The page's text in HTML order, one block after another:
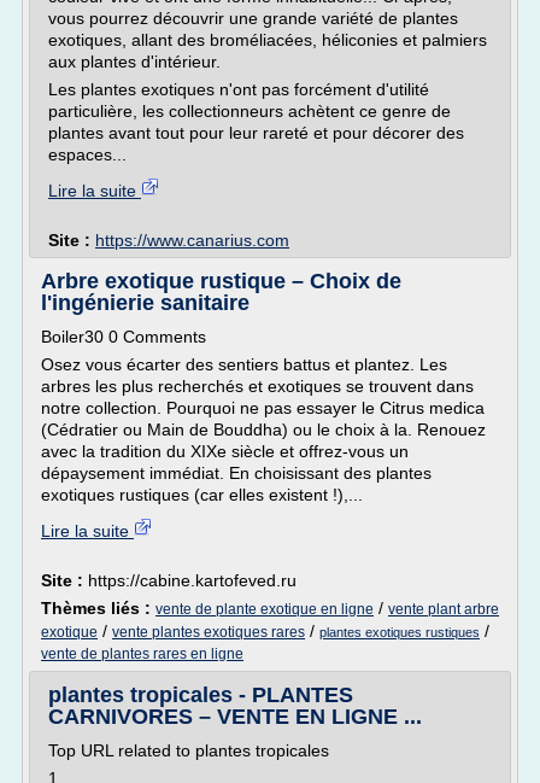
vous pourrez découvrir une grande variété de plantes
exotiques, allant des broméliacées, héliconies et palmiers
aux plantes d'intérieur.
Les plantes exotiques n'ont pas forcément d'utilité
particulière, les collectionneurs achètent ce genre de
plantes avant tout pour leur rareté et pour décorer des
espaces...
Lire la suite
Site : https://www.canarius.com
Arbre exotique rustique – Choix de
l'ingénierie sanitaire
Boiler30 0 Comments
Osez vous écarter des sentiers battus et plantez. Les
arbres les plus recherchés et exotiques se trouvent dans
notre collection. Pourquoi ne pas essayer le Citrus medica
(Cédratier ou Main de Bouddha) ou le choix à la. Renouez
avec la tradition du XIXe siècle et offrez-vous un
dépaysement immédiat. En choisissant des plantes
exotiques rustiques (car elles existent !),...
Lire la suite
Site : https://cabine.kartofeved.ru
Thèmes liés : vente de plante exotique en ligne / vente plant arbre
exotique / vente plantes exotiques rares / plantes exotiques rustiques /
vente de plantes rares en ligne
plantes tropicales - PLANTES
CARNIVORES – VENTE EN LIGNE ...
Top URL related to plantes tropicales
1.